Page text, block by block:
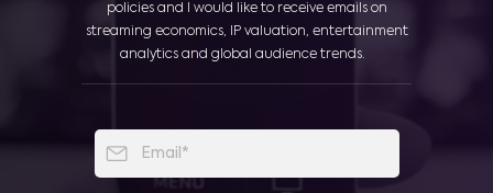
policies and I would like to receive emails on
streaming economics, IP valuation, entertainment
analytics and global audience trends.